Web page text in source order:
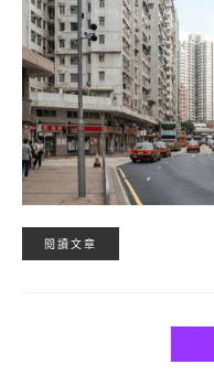
閱讀文章